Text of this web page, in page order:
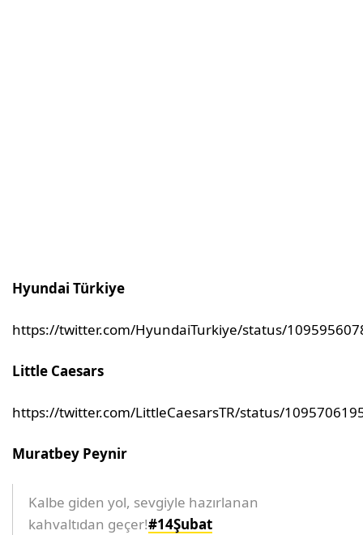
Hyundai Türkiye
https://twitter.com/HyundaiTurkiye/status/
Little Caesars
https://twitter.com/LittleCaesarsTR/status/
Muratbey Peynir
Kalbe giden yol, sevgiyle hazırlanan
kahvaltıdan geçer!#14Şubat